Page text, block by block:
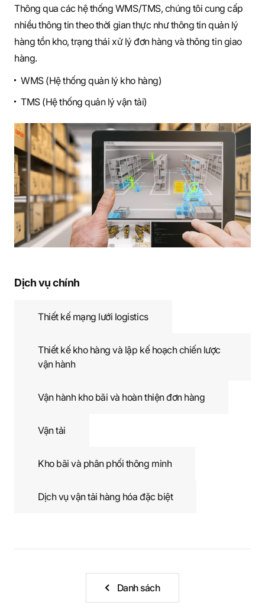
Thông qua các hệ thống WMS/TMS, chúng tôi cung cấp
nhiều thông tin theo thời gian thực như thông tin quản lý
hàng tồn kho, trạng thái xử lý đơn hàng và thông tin giao
hàng.
WMS (Hệ thống quản lý kho hàng)
TMS (Hệ thống quản lý vận tải)
Dịch vụ chính
Thiết kế mạng lưới logistics
Thiết kế kho hàng và lập kế hoạch chiến lược
vận hành
Vận hành kho bãi và hoàn thiện đơn hàng
Vận tải
Kho bãi và phân phối thông minh
Dịch vụ vận tải hàng hóa đặc biệt
Danh sách